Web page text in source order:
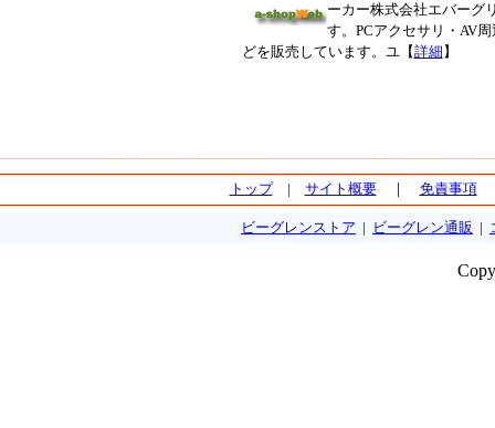
ーカー株式会社エバーグ
す。PCアクセサリ・AV
どを販売しています。ユ【詳細 】
トップ| サイト概要｜ 免責事項
ビーグレンストア ビーグレン通販